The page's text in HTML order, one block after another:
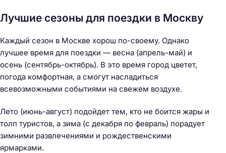
Лучшие сезоны для поездки в Москву
Каждый сезон в Москве хорош по-своему. Однако
лучшее время для поездки — весна (апрель-май) и
осень (сентябрь-октябрь). В это время город цветет,
погода комфортная, а смогут насладиться
всевозможными событиями на свежем воздухе.
Лето (июнь-август) подойдет тем, кто не боится жары и
толп туристов, а зима (с декабря по февраль) порадует
зимними развлечениями и рождественскими
ярмарками.